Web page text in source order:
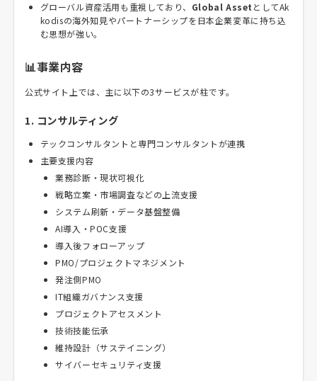
グローバル資産活用も重視しており、 Global Asset としてAk
kodisの海外知見やパートナーシップを日本企業変革に持ち込
む思想が強い。
📊事業内容
公式サイト上では、主に以下の3サービスが柱です。
1. コンサルティング
テックコンサルタントと専門コンサルタントが連携
主要支援内容
業務診断・現状可視化
戦略立案・市場調査などの上流支援
システム刷新・データ基盤整備
AI導入・POC支援
導入後フォローアップ
PMO/プロジェクトマネジメント
発注側PMO
IT組織ガバナンス支援
プロジェクトアセスメント
技術技能伝承
維持設計（サステイニング）
サイバーセキュリティ支援